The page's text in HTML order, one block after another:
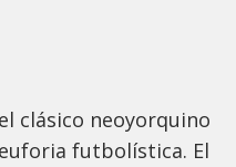
clásico neoyorquino
futbolística. El